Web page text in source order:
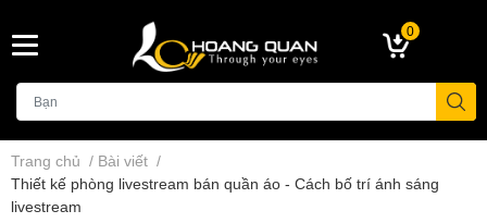
0
Trang chủ / Bài viết /
Thiết kế phòng livestream bán quần áo - Cách bố trí ánh sáng
livestream